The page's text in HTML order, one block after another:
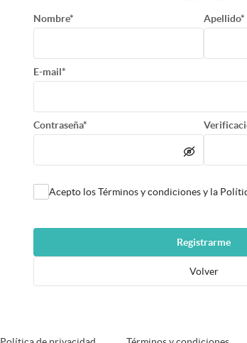
Nombre* Apellido*
E-mail*
Contraseña*
Acepto los Términos y condiciones y la
Registrarme
Volver